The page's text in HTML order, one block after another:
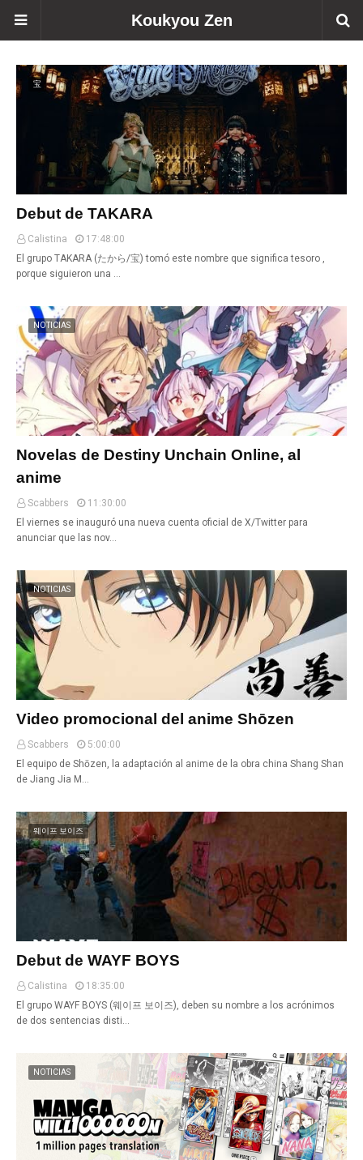
Koukyou Zen
宝
Debut de TAKARA
Calistina
17:48:00
El grupo TAKARA (たから/宝) tomó este nombre que significa tesoro ,
porque siguieron una …
NOTICIAS
Novelas de Destiny Unchain Online, al
anime
Scabbers
11:30:00
El viernes se inauguró una nueva cuenta oficial de X/Twitter para
anunciar que las nov…
NOTICIAS
Video promocional del anime Shōzen
Scabbers
5:00:00
El equipo de Shōzen, la adaptación al anime de la obra china Shang Shan
de Jiang Jia M…
웨이프 보이즈
Debut de WAYF BOYS
Calistina
18:35:00
El grupo WAYF BOYS (웨이프 보이즈), deben su nombre a los acrónimos
de dos sentencias disti…
NOTICIAS